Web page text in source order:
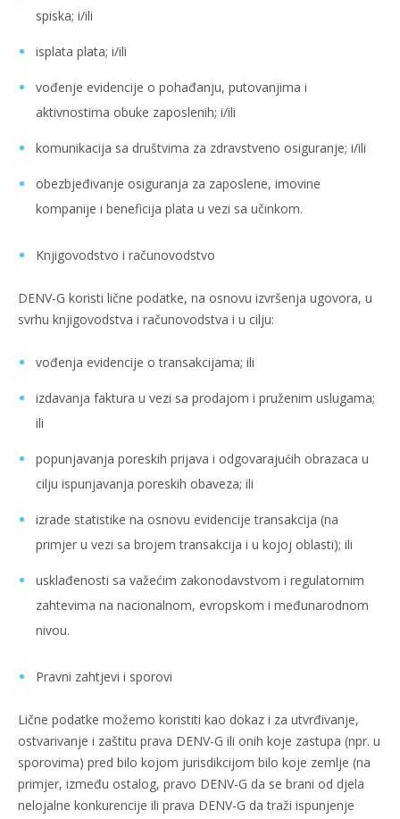
spiska; i/ili
isplata plata; i/ili
vođenje evidencije o pohađanju, putovanjima i
aktivnostima obuke zaposlenih; i/ili
komunikacija sa društvima za zdravstveno osiguranje; i/ili
obezbjeđivanje osiguranja za zaposlene, imovine
kompanije i beneficija plata u vezi sa učinkom.
Knjigovodstvo i računovodstvo
DENV-G koristi lične podatke, na osnovu izvršenja ugovora, u
svrhu knjigovodstva i računovodstva i u cilju:
vođenja evidencije o transakcijama; ili
izdavanja faktura u vezi sa prodajom i pruženim uslugama;
ili
popunjavanja poreskih prijava i odgovarajućih obrazaca u
cilju ispunjavanja poreskih obaveza; ili
izrade statistike na osnovu evidencije transakcija (na
primjer u vezi sa brojem transakcija i u kojoj oblasti); ili
usklađenosti sa važećim zakonodavstvom i regulatornim
zahtevima na nacionalnom, evropskom i međunarodnom
nivou.
Pravni zahtjevi i sporovi
Lične podatke možemo koristiti kao dokaz i za utvrđivanje,
ostvarivanje i zaštitu prava DENV-G ili onih koje zastupa (npr. u
sporovima) pred bilo kojom jurisdikcijom bilo koje zemlje (na
primjer, između ostalog, pravo DENV-G da se brani od djela
nelojalne konkurencije ili prava DENV-G da traži ispunjenje